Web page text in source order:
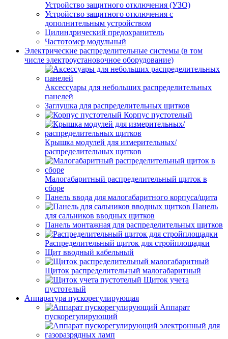
Устройство защитного отключения (УЗО)
Устройство защитного отключения с
дополнительным устройством
Цилиндрический предохранитель
Частотомер модульный
Электрические распределительные системы (в том
числе электроустановочное оборудование)
Аксессуары для небольших распределительных
панелей
Заглушка для распределительных щитков
Корпус пустотелый
Крышка модулей для измерительных/
распределительных щитков
Малогабаритный распределительный щиток в
сборе
Панель ввода для малогабаритного корпуса/щита
Панель
для сальников вводных щитков
Панель монтажная для распределительных щитков
Распределительный щиток для стройплощадки
Щит вводный кабельный
Щиток распределительный малогабаритный
Щиток учета
пустотелый
Аппаратура пускорегулирующая
Аппарат
пускорегулирующий